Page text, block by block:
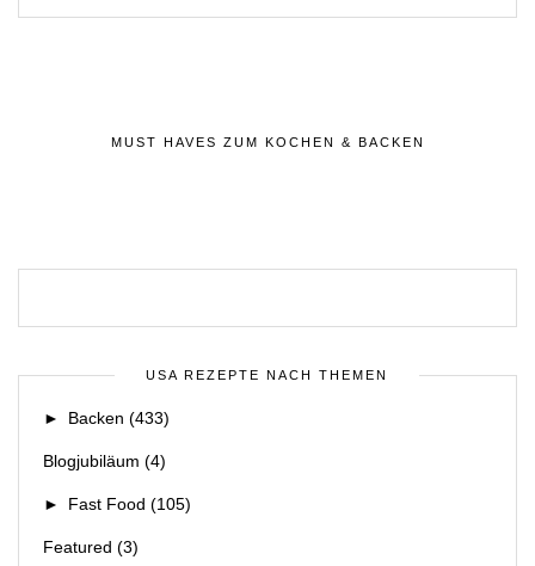
MUST HAVES ZUM KOCHEN & BACKEN
USA REZEPTE NACH THEMEN
► Backen (433)
Blogjubiläum (4)
► Fast Food (105)
Featured (3)